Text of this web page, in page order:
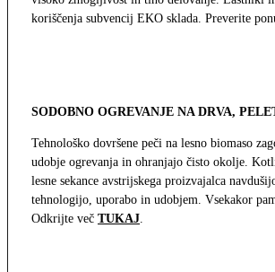
koriščenja subvencij EKO sklada. Preverite
SODOBNO OGREVANJE NA DRVA,
Tehnološko dovršene peči na lesno biomaso
udobje ogrevanja in ohranjajo čisto okolje.
lesne sekance avstrijskega proizvajalca
tehnologijo, uporabo in udobjem. Vsekakor
Odkrijte več TUKAJ.